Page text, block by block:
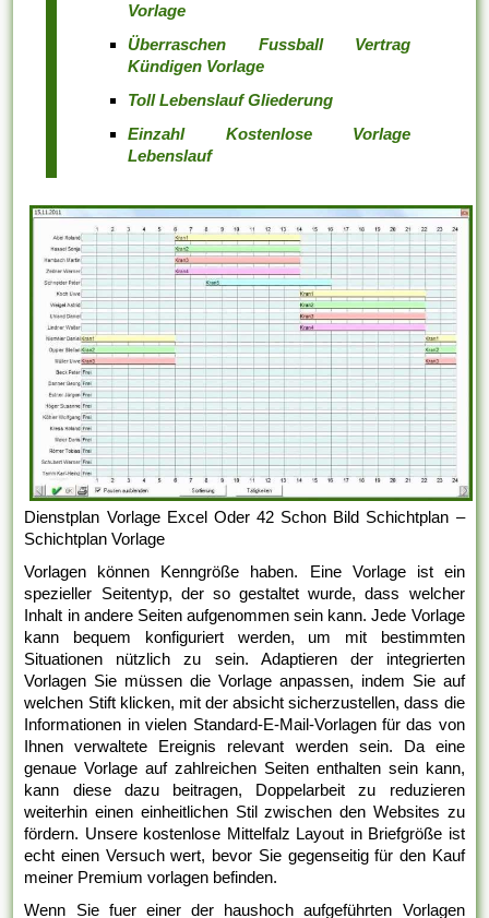
Vorlage
Überraschen Fussball Vertrag
Kündigen Vorlage
Toll Lebenslauf Gliederung
Einzahl Kostenlose Vorlage
Lebenslauf
Dienstplan Vorlage Excel Oder 42 Schon Bild Schichtplan –
Schichtplan Vorlage
Vorlagen können Kenngröße haben. Eine Vorlage ist ein
spezieller Seitentyp, der so gestaltet wurde, dass welcher
Inhalt in andere Seiten aufgenommen sein kann. Jede Vorlage
kann bequem konfiguriert werden, um mit bestimmten
Situationen nützlich zu sein. Adaptieren der integrierten
Vorlagen Sie müssen die Vorlage anpassen, indem Sie auf
welchen Stift klicken, mit der absicht sicherzustellen, dass die
Informationen in vielen Standard-E-Mail-Vorlagen für das von
Ihnen verwaltete Ereignis relevant werden sein. Da eine
genaue Vorlage auf zahlreichen Seiten enthalten sein kann,
kann diese dazu beitragen, Doppelarbeit zu reduzieren
weiterhin einen einheitlichen Stil zwischen den Websites zu
fördern. Unsere kostenlose Mittelfalz Layout in Briefgröße ist
echt einen Versuch wert, bevor Sie gegenseitig für den Kauf
meiner Premium vorlagen befinden.
Wenn Sie fuer einer der haushoch aufgeführten Vorlagen